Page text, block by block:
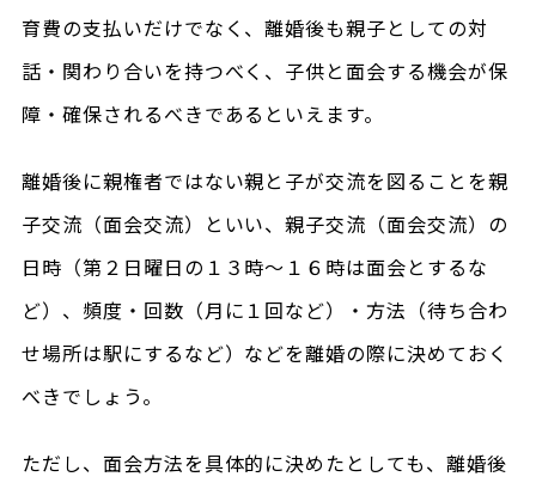
育費の支払いだけでなく、離婚後も親子としての対
話・関わり合いを持つべく、子供と面会する機会が保
障・確保されるべきであるといえます。
離婚後に親権者ではない親と子が交流を図ることを親
子交流（面会交流）といい、親子交流（面会交流）の
日時（第２日曜日の１３時～１６時は面会とするな
ど）、頻度・回数（月に１回など）・方法（待ち合わ
せ場所は駅にするなど）などを離婚の際に決めておく
べきでしょう。
ただし、面会方法を具体的に決めたとしても、離婚後